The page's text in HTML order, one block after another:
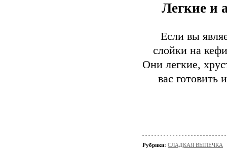
Легкие и
Если вы
слойки на
Они легкие,
вас готовить
Рубрики: СЛАДКАЯ ВЫПЕЧКА